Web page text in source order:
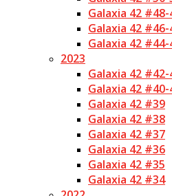
Galaxia 42 #48-
Galaxia 42 #46-
Galaxia 42 #44-
2023
Galaxia 42 #42-
Galaxia 42 #40-
Galaxia 42 #39
Galaxia 42 #38
Galaxia 42 #37
Galaxia 42 #36
Galaxia 42 #35
Galaxia 42 #34